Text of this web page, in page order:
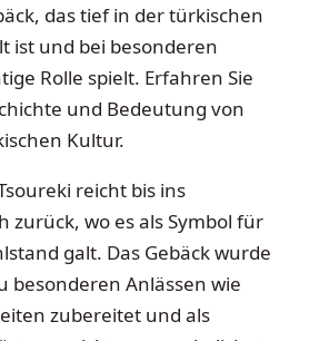
das tief in der türkischen
ist und bei besonderen
Rolle spielt. Erfahren Sie
und Bedeutung von
Kultur.
reicht bis ins
zurück, wo es als Symbol für
galt. Das Gebäck wurde
besonderen Anlässen wie
zubereitet und als